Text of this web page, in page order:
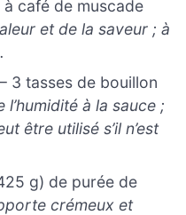
à café de muscade
et de la saveur ; à
– 3 tasses de bouillon
à la sauce ;
être utilisé s’il n’est
g) de purée de
crémeux et